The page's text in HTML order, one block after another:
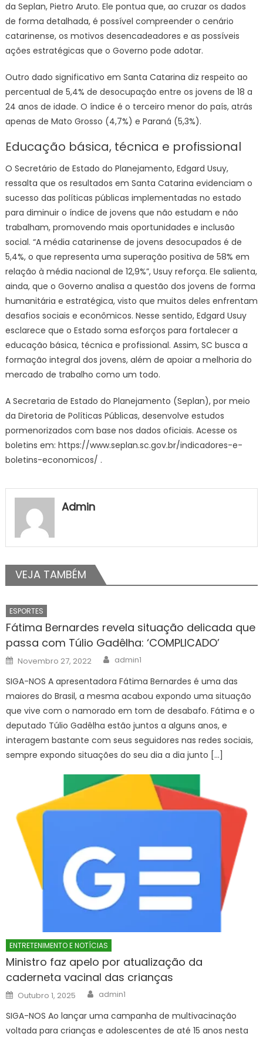
da Seplan, Pietro Aruto. Ele pontua que, ao cruzar os dados
de forma detalhada, é possível compreender o cenário
catarinense, os motivos desencadeadores e as possíveis
ações estratégicas que o Governo pode adotar.
Outro dado significativo em Santa Catarina diz respeito ao
percentual de 5,4% de desocupação entre os jovens de 18 a
24 anos de idade. O índice é o terceiro menor do país, atrás
apenas de Mato Grosso (4,7%) e Paraná (5,3%).
Educação básica, técnica e profissional
O Secretário de Estado do Planejamento, Edgard Usuy,
ressalta que os resultados em Santa Catarina evidenciam o
sucesso das políticas públicas implementadas no estado
para diminuir o índice de jovens que não estudam e não
trabalham, promovendo mais oportunidades e inclusão
social. “A média catarinense de jovens desocupados é de
5,4%, o que representa uma superação positiva de 58% em
relação à média nacional de 12,9%”, Usuy reforça. Ele salienta,
ainda, que o Governo analisa a questão dos jovens de forma
humanitária e estratégica, visto que muitos deles enfrentam
desafios sociais e econômicos. Nesse sentido, Edgard Usuy
esclarece que o Estado soma esforços para fortalecer a
educação básica, técnica e profissional. Assim, SC busca a
formação integral dos jovens, além de apoiar a melhoria do
mercado de trabalho como um todo.
A Secretaria de Estado do Planejamento (Seplan), por meio
da Diretoria de Políticas Públicas, desenvolve estudos
pormenorizados com base nos dados oficiais. Acesse os
boletins em: https://www.seplan.sc.gov.br/indicadores-e-
boletins-economicos/ .
Admin
VEJA TAMBÉM
ESPORTES
Fátima Bernardes revela situação delicada que
passa com Túlio Gadêlha: ‘COMPLICADO’
Posted
on
Novembro 27, 2022 Author
admin1
SIGA-NOS A apresentadora Fátima Bernardes é uma das
maiores do Brasil, a mesma acabou expondo uma situação
que vive com o namorado em tom de desabafo. Fátima e o
deputado Túlio Gadêlha estão juntos a alguns anos, e
interagem bastante com seus seguidores nas redes sociais,
sempre expondo situações do seu dia a dia junto […]
ENTRETENIMENTO E NOTÍCIAS
Ministro faz apelo por atualização da
caderneta vacinal das crianças
Posted
on
Outubro 1, 2025 Author
admin1
SIGA-NOS Ao lançar uma campanha de multivacinação
voltada para crianças e adolescentes de até 15 anos nesta